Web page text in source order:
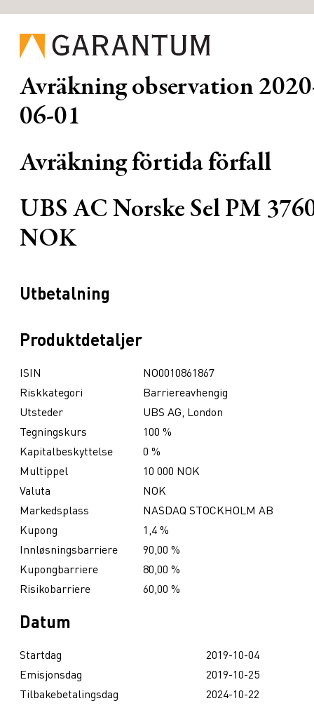
Avräkning observation
06-01
Avräkning förtida förfall
UBS AC Norske Sel PM
NOK
Utbetalning
Produktdetaljer
ISIN
NO0010861867
Riskkategori
Barriereavhengig
Utsteder
UBS AG, London
Tegningskurs
100 %
Kapitalbeskyttelse
0 %
Multippel
10 000 NOK
Valuta
NOK
Markedsplass
NASDAQ STOCKHOLM AB
Kupong
1,4 %
Innløsningsbarriere
90,00 %
Kupongbarriere
80,00 %
Risikobarriere
60,00 %
Datum
Startdag
2019-10-04
Emisjonsdag
2019-10-25
Tilbakebetalingsdag
2024-10-22